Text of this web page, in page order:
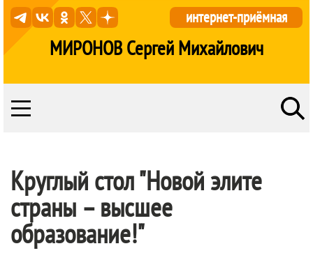
МИРОНОВ Сергей Михайлович
интернет-приёмная
Круглый стол "Новой элите
страны – высшее
образование!"